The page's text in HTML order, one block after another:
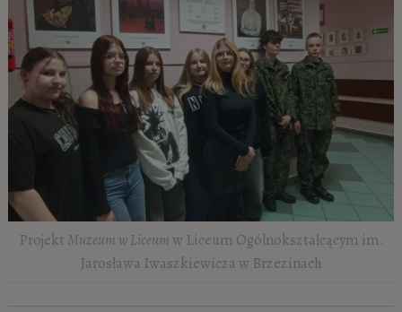
Projekt Muzeum w Liceumw Liceum Ogólnokształcącym im.
Jarosława Iwaszkiewicza w Brzezinach